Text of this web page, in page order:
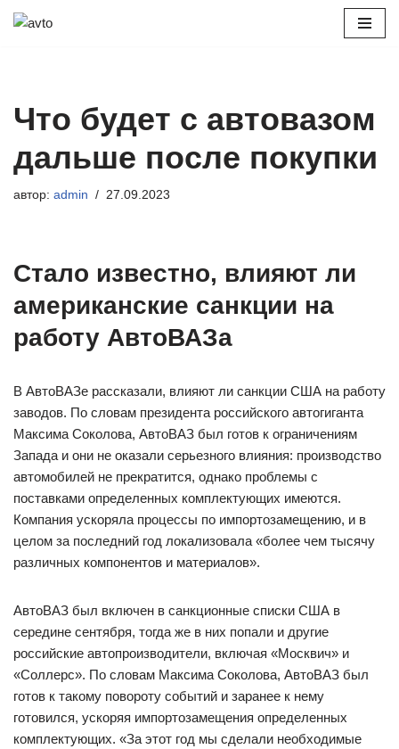
Что будет с автовазом
дальше после покупки
автор: admin 27.09.2023
Стало известно, влияют ли
американские санкции на
работу АвтоВАЗа
В АвтоВАЗе рассказали, влияют ли санкции США на работу
заводов. По словам президента российского автогиганта
Максима Соколова, АвтоВАЗ был готов к ограничениям
Запада и они не оказали серьезного влияния: производство
автомобилей не прекратится, однако проблемы с
поставками определенных комплектующих имеются.
Компания ускоряла процессы по импортозамещению, и в
целом за последний год локализовала «более чем тысячу
различных компонентов и материалов».
АвтоВАЗ был включен в санкционные списки США в
середине сентября, тогда же в них попали и другие
российские автопроизводители, включая «Москвич» и
«Соллерс». По словам Максима Соколова, АвтоВАЗ был
готов к такому повороту событий и заранее к нему
готовился, ускоряя импортозамещения определенных
комплектующих. «За этот год мы сделали необходимые